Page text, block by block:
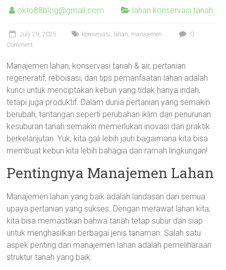
okto88blog@gmail.com lahan konservasi tanah
July 29, 2025 konservasi, lahan, manajemen
0
Comment
Manajemen lahan, konservasi tanah & air, pertanian
regeneratif, reboisasi, dan tips pemanfaatan lahan adalah
kunci untuk menciptakan kebun yang tidak hanya indah,
tetapi juga produktif. Dalam dunia pertanian yang semakin
berubah, tantangan seperti perubahan iklim dan penurunan
kesuburan tanah semakin memerlukan inovasi dan praktik
berkelanjutan. Yuk, kita gali lebih jauh bagaimana kita bisa
membuat kebun kita lebih bahagia dan ramah lingkungan!
Pentingnya Manajemen Lahan
Manajemen lahan yang baik adalah landasan dari semua
upaya pertanian yang sukses. Dengan merawat lahan kita,
kita bisa memastikan bahwa tanah tetap subur dan siap
untuk menghasilkan berbagai jenis tanaman. Salah satu
aspek penting dari manajemen lahan adalah pemeliharaan
struktur tanah yang baik.